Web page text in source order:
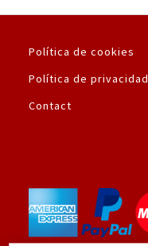
Política de cookies
Política de privacidad
Contact